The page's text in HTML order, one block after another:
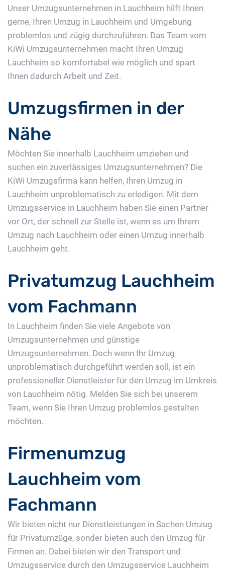
Unser Umzugsunternehmen in Lauchheim hilft Ihnen
gerne, Ihren Umzug in Lauchheim und Umgebung
problemlos und zügig durchzuführen. Das Team vom
KiWi Umzugsunternehmen macht Ihren Umzug
Lauchheim so komfortabel wie möglich und spart
Ihnen dadurch Arbeit und Zeit.
Umzugsfirmen in der
Nähe
Möchten Sie innerhalb Lauchheim umziehen und
suchen ein zuverlässiges Umzugsunternehmen? Die
KiWi Umzugsfirma kann helfen, Ihren Umzug in
Lauchheim unproblematisch zu erledigen. Mit dem
Umzugsservice in Lauchheim haben Sie einen Partner
vor Ort, der schnell zur Stelle ist, wenn es um Ihrem
Umzug nach Lauchheim oder einen Umzug innerhalb
Lauchheim geht.
Privatumzug Lauchheim
vom Fachmann
In Lauchheim finden Sie viele Angebote von
Umzugsunternehmen und günstige
Umzugsunternehmen. Doch wenn Ihr Umzug
unproblematisch durchgeführt werden soll, ist ein
professioneller Dienstleister für den Umzug im Umkreis
von Lauchheim nötig. Melden Sie sich bei unserem
Team, wenn Sie Ihren Umzug problemlos gestalten
möchten.
Firmenumzug
Lauchheim vom
Fachmann
Wir bieten nicht nur Dienstleistungen in Sachen Umzug
für Privatumzüge, sonder bieten auch den Umzug für
Firmen an. Dabei bieten wir den Transport und
Umzugsservice durch den Umzugsservice Lauchheim